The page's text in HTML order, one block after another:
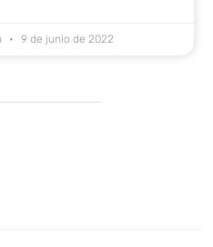
9 de junio de 2022